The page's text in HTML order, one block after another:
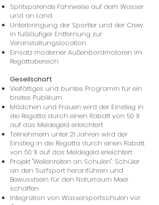
Spritsparende Fahrweise auf dem Wasser
und an Land
Unterbringung der Sportler und der Crew
in fußläufiger Entfernung zur
Veranstaltungslocation
Einsatz moderner Außenbordmotoren im
Regattabereich
Gesellschaft
Vielfältiges und buntes Programm für ein
breites Publikum
Mädchen und Frauen wird der Einstieg in
die Regatta durch einen Rabatt von 50 %
auf das Meldegeld erleichtert
Teilnehmern unter 21 Jahren wird der
Einstieg in die Regatta durch einen Rabatt
von 50 % auf das Meldegeld erleichtert
Projekt "Wellenreiten an Schulen": Schüler
an den Surfsport heranführen und
Bewusstsein für den Naturraum Meer
schaffen
Integration von Wassersportschulen vor